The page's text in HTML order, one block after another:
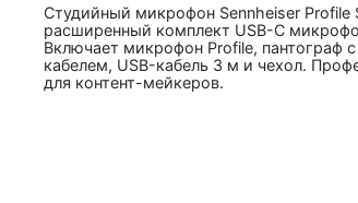
Студийный микрофон Sennheiser Profile
расширенный комплект USB-C
Включает микрофон Profile, пантограф
кабелем, USB-кабель 3 м и чехол.
для контент-мейкеров.